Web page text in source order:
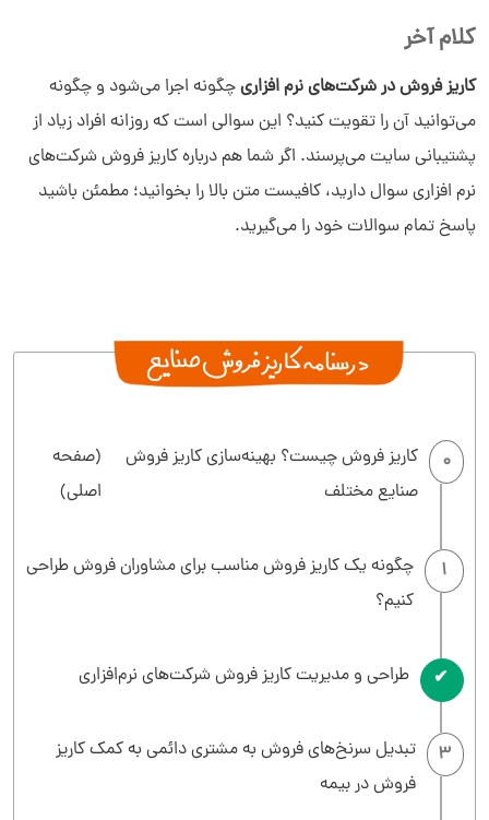
کلام آخر
کاریز فروش در شرکت‌های نرم افزاریچگونه اجرا می‌شود و چگونه
می‌توانید آن را تقویت کنید؟ این سوالی است که روزانه افراد زیاد از
پشتیبانی سایت می‌پرسند. اگر شما هم درباره کاریز فروش شرکت‌های
نرم افزاری سوال دارید، کافیست متن بالا را بخوانید؛ مطمئن باشید
پاسخ تمام سوالات خود را می‌گیرید.
0
کاریز فروش چیست؟ بهینه‌سازی کاریز فروش
صنایع مختلف
(صفحه
اصلی)
1
چگونه یک کاریز فروش مناسب برای مشاوران فروش طراحی
کنیم؟
2 طراحی و مدیریت کاریز فروش شرکت‌های نرم‌افزاری
3
تبدیل سرنخ‌های فروش به مشتری دائمی به کمک کاریز
فروش در بیمه